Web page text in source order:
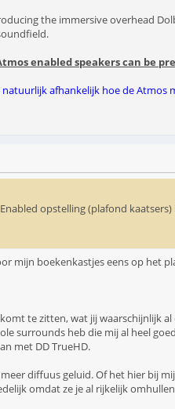
the immersive overhead
enabled speakers can be
afhankelijk hoe de
opstelling (plafond
mijn boekenkastjes eens op het
te zitten, wat jij waarschijnlijk
surrounds heb die mij al heel
met DD TrueHD.
diffuus geluid. Of het hier bij
omdat ze je al rijkelijk